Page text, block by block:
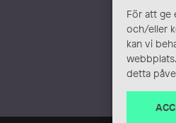
För att ge
och/eller
kan vi
detta